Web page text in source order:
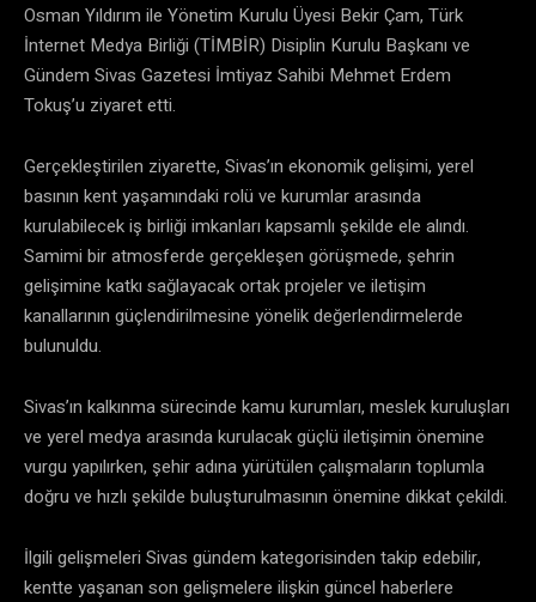
Osman Yıldırım ile Yönetim Kurulu Üyesi Bekir Çam, Türk
İnternet Medya Birliği (TİMBİR) Disiplin Kurulu Başkanı ve
Gündem Sivas Gazetesi İmtiyaz Sahibi Mehmet Erdem
Tokuş’u ziyaret etti.
Gerçekleştirilen ziyarette, Sivas’ın ekonomik gelişimi, yerel
basının kent yaşamındaki rolü ve kurumlar arasında
kurulabilecek iş birliği imkanları kapsamlı şekilde ele alındı.
Samimi bir atmosferde gerçekleşen görüşmede, şehrin
gelişimine katkı sağlayacak ortak projeler ve iletişim
kanallarının güçlendirilmesine yönelik değerlendirmelerde
bulunuldu.
Sivas’ın kalkınma sürecinde kamu kurumları, meslek kuruluşları
ve yerel medya arasında kurulacak güçlü iletişimin önemine
vurgu yapılırken, şehir adına yürütülen çalışmaların toplumla
doğru ve hızlı şekilde buluşturulmasının önemine dikkat çekildi.
İlgili gelişmeleri Sivas gündem kategorisinden takip edebilir,
kentte yaşanan son gelişmelere ilişkin güncel haberlere